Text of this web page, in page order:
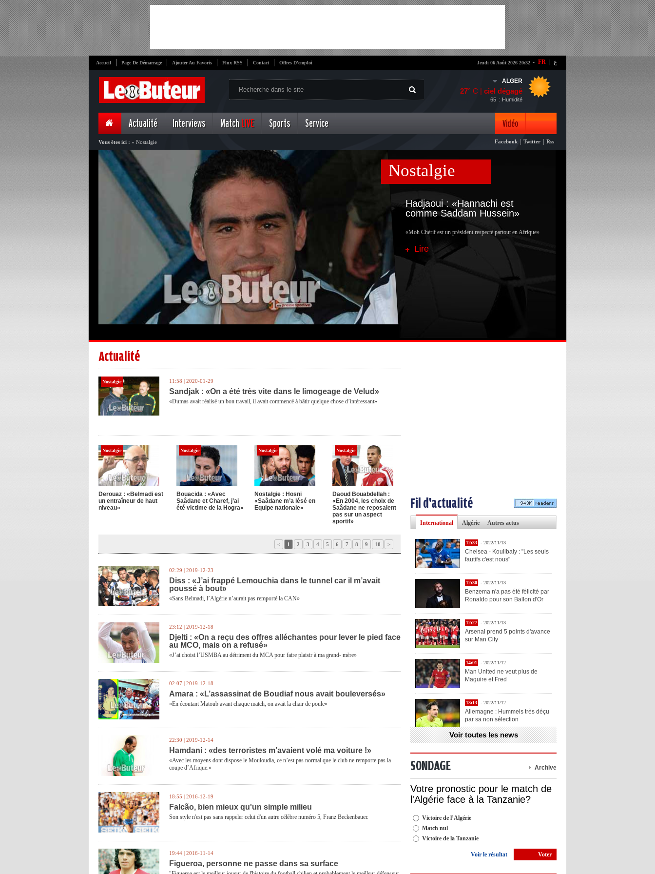
- FR ع Accueil Page De Démarrage Ajouter Au Favoris Flux RSS Contact Offres D'emploi Jeudi 06 Août 2026 20:32
ALGER
27° C | ciel dégagé
: Humidité
65
Actualité Interviews Match LIVE Sports Service Vidéo
Photo
Vous êtes ici : » Nostalgie Facebook Twitter Rss
Nostalgie
Hadjaoui : «Hannachi est
comme Saddam Hussein»
«Moh Chérif est un président respecté partout en Afrique»
Lire
Actualité
Nostalgie 11:58 | 2020-01-29
Sandjak : «On a été très vite dans le limogeage de Velud»
«Dumas avait réalisé un bon travail, il avait commencé à bâtir quelque chose d’intéressant»
Nostalgie
Derouaz : «Belmadi est
un entraîneur de haut
niveau»
Nostalgie
Bouacida : «Avec
Saâdane et Charef, j’ai
été victime de la Hogra»
Nostalgie
Nostalgie : Hosni
«Saâdane m’a lésé en
Equipe nationale»
Nostalgie
Daoud Bouabdellah :
«En 2004, les choix de
Saâdane ne reposaient
pas sur un aspect
sportif»
< 1 2 3 4 5 6 7 8 9 10 >
02:29 | 2019-12-23
Diss : «J’ai frappé Lemouchia dans le tunnel car il m’avait
poussé à bout»
«Sans Belmadi, l’Algérie n’aurait pas remporté la CAN»
23:12 | 2019-12-18
Djelti : «On a reçu des offres alléchantes pour lever le pied face
au MCO, mais on a refusé»
«J’ai choisi l’USMBA au détriment du MCA pour faire plaisir à ma grand- mère»
02:07 | 2019-12-18
Amara : «L’assassinat de Boudiaf nous avait bouleversés»
«En écoutant Matoub avant chaque match, on avait la chair de poule»
22:30 | 2019-12-14
Hamdani : «des terroristes m’avaient volé ma voiture !»
«Avec les moyens dont dispose le Mouloudia, ce n’est pas normal que le club ne remporte pas la
coupe d’Afrique.»
18:55 | 2016-12-19
Falcão, bien mieux qu'un simple milieu
Son style n'est pas sans rappeler celui d'un autre célèbre numéro 5, Franz Beckenbauer.
19:44 | 2016-11-14
Figueroa, personne ne passe dans sa surface
Fil d'actualité
International Algérie Autres actus
12:33 - 2022/11/13
Chelsea - Koulibaly : "Les seuls
fautifs c'est nous"
12:30 - 2022/11/13
Benzema n'a pas été félicité par
Ronaldo pour son Ballon d'Or
12:27 - 2022/11/13
Arsenal prend 5 points d'avance
sur Man City
14:01 - 2022/11/12
Man United ne veut plus de
Maguire et Fred
13:13 - 2022/11/12
Allemagne : Hummels très déçu
par sa non sélection
13:11 - 2022/11/12
Henry explique la chose qu'il
OL : Blanc veut se prendre la
tête avec Cherki
décision de départ à la retraite
Voir toutes les news
SONDAGE Archive
Votre pronostic pour le match de
l'Algérie face à la Tanzanie?
Victoire de l’Algérie
Match nul
Victoire de la Tanzanie
Voir le résultat Voter